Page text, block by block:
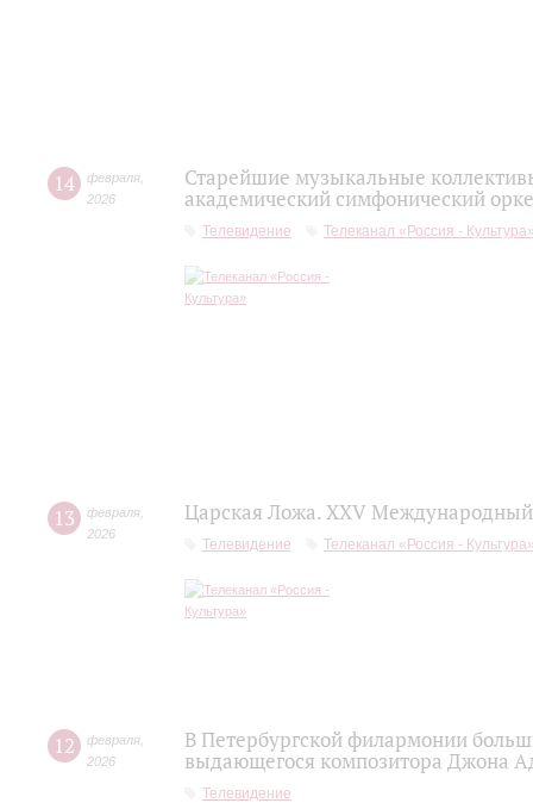
14 февраля
2026
Старейшие музыкальные
академический симфонический
Телевидение Телеканал «Россия -
13 февраля
2026
Царская Ложа. XXV
Телевидение Телеканал «Россия -
12 февраля
2026
В Петербургской филармонии
выдающегося композитора Джона
Телевидение